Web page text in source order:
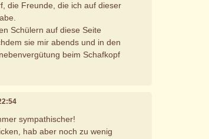
die Freunde, die ich auf dieser
Schülern auf diese Seite
sie mir abends und in den
beim Schafkopf
sympathischer!
hab aber noch zu wenig